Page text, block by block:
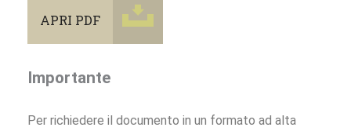
APRI PDF
Importante
Per richiedere il documento in un formato ad alta